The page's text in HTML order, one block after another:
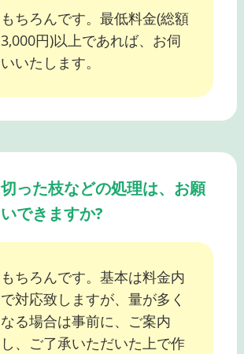
もちろんです。最低料金(総額
3,000円)以上であれば、お伺
いいたします。
切った枝などの処理は、お願
いできますか?
もちろんです。基本は料金内
で対応致しますが、量が多く
なる場合は事前に、ご案内
し、ご了承いただいた上で作